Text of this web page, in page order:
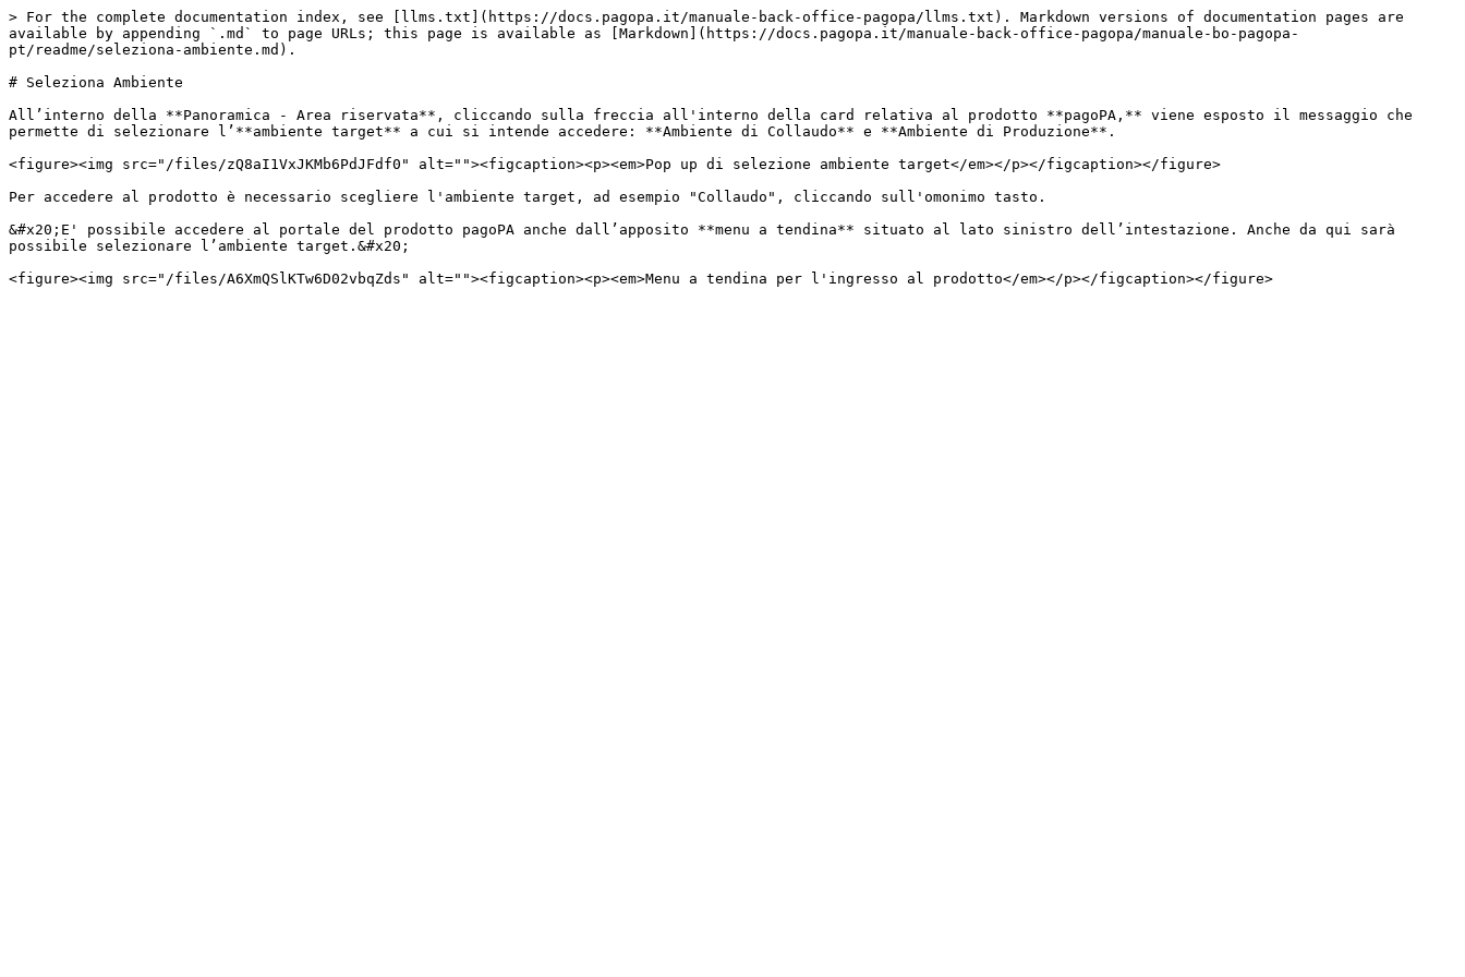
> For the complete documentation index, see [llms.txt](https://docs.pagopa.it/manuale-back-office-pagopa/llms.txt). Markdown versions of documentation pages are
available by appending `.md` to page URLs; this page is available as [Markdown](https://docs.pagopa.it/manuale-back-office-pagopa/manuale-bo-pagopa-
pt/readme/seleziona-ambiente.md).
# Seleziona Ambiente
All’interno della **Panoramica - Area riservata**, cliccando sulla freccia all'interno della card relativa al prodotto **pagoPA,** viene esposto il messaggio che
permette di selezionare l’**ambiente target** a cui si intende accedere: **Ambiente di Collaudo** e **Ambiente di Produzione**.
<figure><img src="/files/zQ8aI1VxJKMb6PdJFdf0" alt=""><figcaption><p><em>Pop up di selezione ambiente target</em></p></figcaption></figure>
Per accedere al prodotto è necessario scegliere l'ambiente target, ad esempio "Collaudo", cliccando sull'omonimo tasto.
&#x20;E' possibile accedere al portale del prodotto pagoPA anche dall’apposito **menu a tendina** situato al lato sinistro dell’intestazione. Anche da qui sarà
possibile selezionare l’ambiente target.&#x20;